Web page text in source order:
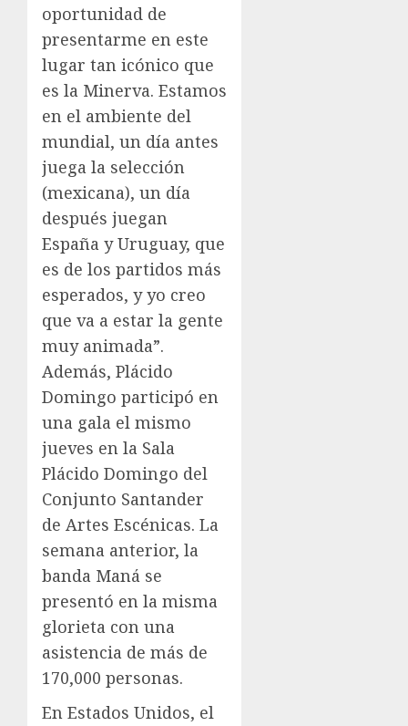
oportunidad de
presentarme en este
lugar tan icónico que
es la Minerva. Estamos
en el ambiente del
mundial, un día antes
juega la selección
(mexicana), un día
después juegan
España y Uruguay, que
es de los partidos más
esperados, y yo creo
que va a estar la gente
muy animada”.
Además, Plácido
Domingo participó en
una gala el mismo
jueves en la Sala
Plácido Domingo del
Conjunto Santander
de Artes Escénicas. La
semana anterior, la
banda Maná se
presentó en la misma
glorieta con una
asistencia de más de
170,000 personas.
En Estados Unidos, el